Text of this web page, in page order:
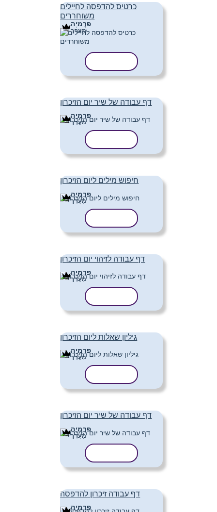
כרטיס להדפסה לחיילים
משוחררים
פּרֶמיָה
מַעֲרָך
דף עבודה של שיר יום הזיכרון
פּרֶמיָה
מַעֲרָך
חיפוש מילים ליום הזיכרון
פּרֶמיָה
מַעֲרָך
דף עבודה לזיהוי יום הזיכרון
פּרֶמיָה
מַעֲרָך
גיליון שאלות ליום הזיכרון
פּרֶמיָה
מַעֲרָך
דף עבודה של שיר יום הזיכרון
פּרֶמיָה
מַעֲרָך
דף עבודה זיכרון להדפסה
פּרֶמיָה